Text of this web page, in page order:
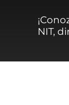
NIT,